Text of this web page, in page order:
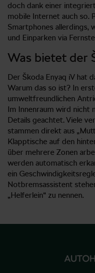
doch dank einer
mobile Internet auch so.
Smartphones allerdings,
und Einparken via
Was bietet der
Der Škoda Enyaq iV hat
Warum das so ist? In
umweltfreundlichen
Im Innenraum wird nicht
Details geachtet. Viele
stammen direkt aus
Klapptische auf den
über mehrere Zonen
werden automatisch
ein
Notbremsassistent
„Helferlein“ zu nennen.